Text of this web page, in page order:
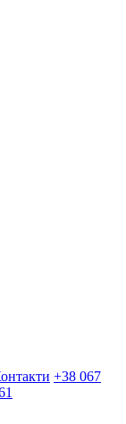
+38 067